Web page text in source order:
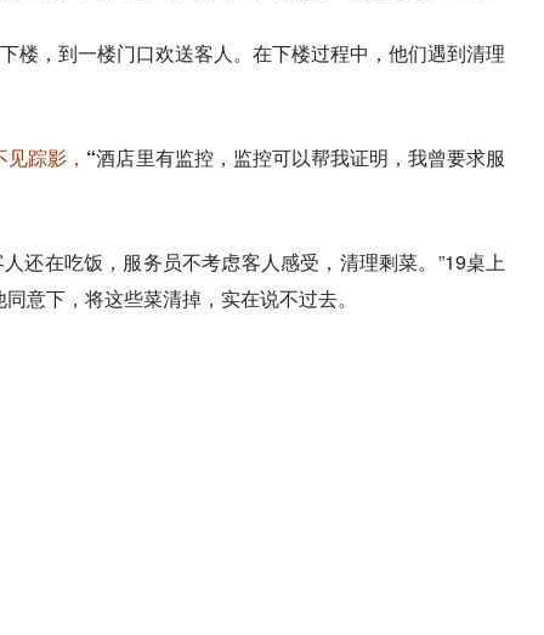
楼，到一楼门口欢送客人。在下楼过程中，他们遇到清理
踪影， “酒店里有监控，监控可以帮我证明，我曾要求服
还在吃饭，服务员不考虑客人感受，清理剩菜。”19桌上
意下，将这些菜清掉，实在说不过去。